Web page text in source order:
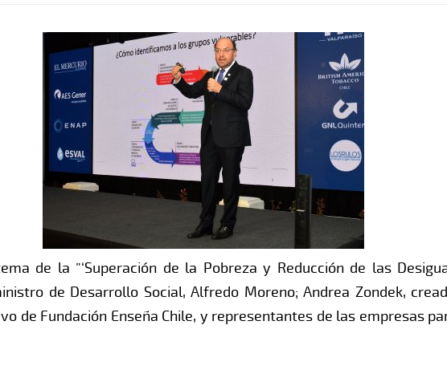
de la ”‘Superación de la Pobreza y Reducción de las
de Desarrollo Social, Alfredo Moreno; Andrea Zondek,
de Fundación Enseña Chile, y representantes de las empresas